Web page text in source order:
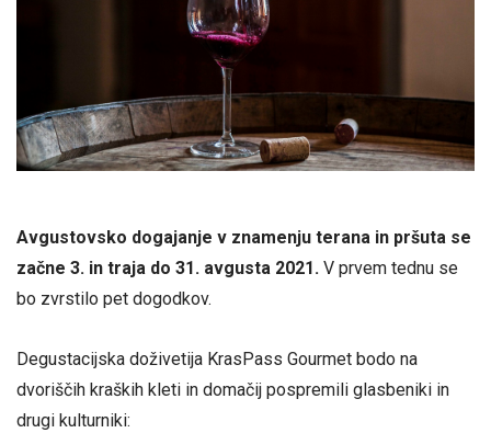
Avgustovsko dogajanje v znamenju terana in pršuta se
začne 3. in traja do 31. avgusta 2021. V prvem tednu se
bo zvrstilo pet dogodkov.
Degustacijska doživetija KrasPass Gourmet bodo na
dvoriščih kraških kleti in domačij pospremili glasbeniki in
drugi kulturniki: